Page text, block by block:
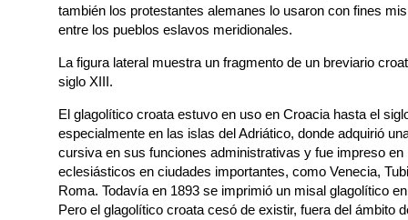
también los protestantes alemanes lo usaron con fines
entre los pueblos eslavos meridionales.
La figura lateral muestra un fragmento de un breviario
siglo XIII.
El glagolítico croata estuvo en uso en Croacia hasta el
especialmente en las islas del Adriático, donde adquirió
cursiva en sus funciones administrativas y fue impreso en
eclesiásticos en ciudades importantes, como Venecia,
Roma. Todavía en 1893 se imprimió un misal glagolítico
Pero el glagolítico croata cesó de existir, fuera del ámbito